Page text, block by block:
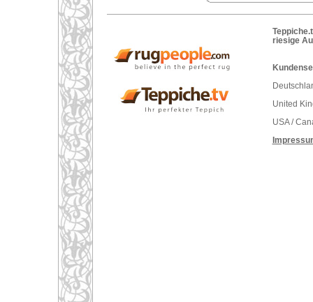
riesige
United
USA /